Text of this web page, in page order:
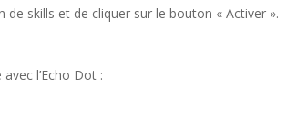
skills et de cliquer sur le bouton « Activer ».
l’Echo Dot :